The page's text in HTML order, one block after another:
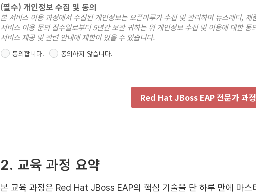
(필수) 개인정보 수집 및 동의
본 서비스 이용 과정에서 수집된 개인정보는 오픈마루가 수집 및 관리하며 뉴스레터,
서비스 이용 문의 접수일로부터 5년간 보관 귀하는 위 개인정보 수집 및 이용에 대한
서비스 제공 및 관련 안내에 제한이 있을 수 있습니다.
동의합니다. 동의하지 않습니다.
Red Hat JBoss EAP 전문가 과
2. 교육 과정 요약
본 교육 과정은 Red Hat JBoss EAP의 핵심 기술을 단 하루 만에 마스